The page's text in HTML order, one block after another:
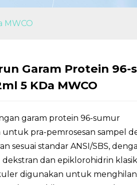
MWCO
Garam Protein 96-
5 KDa MWCO
garam protein 96-sumur
pra-pemrosesan sampel
sesuai standar ANSI/SBS,
dan epiklorohidrin
digunakan untuk